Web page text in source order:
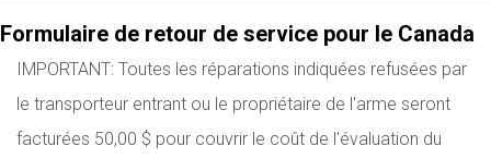
Formulaire de retour de service pour le Canada
IMPORTANT: Toutes les réparations indiquées refusées par
le transporteur entrant ou le propriétaire de l'arme seront
facturées 50,00 $ pour couvrir le coût de l'évaluation du